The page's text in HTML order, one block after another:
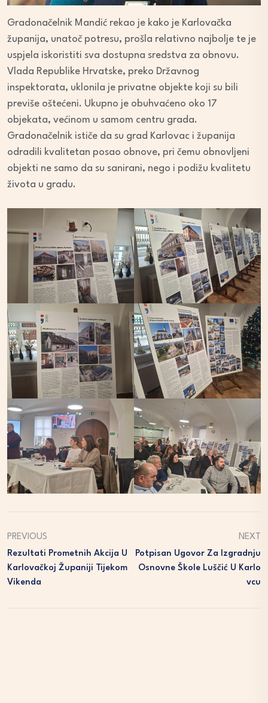
Gradonačelnik Mandić rekao je kako je Karlovačka
županija, unatoč potresu, prošla relativno najbolje te je
uspjela iskoristiti sva dostupna sredstva za obnovu.
Vlada Republike Hrvatske, preko Državnog
inspektorata, uklonila je privatne objekte koji su bili
previše oštećeni. Ukupno je obuhvaćeno oko 17
objekata, većinom u samom centru grada.
Gradonačelnik ističe da su grad Karlovac i županija
odradili kvalitetan posao obnove, pri čemu obnovljeni
objekti ne samo da su sanirani, nego i podižu kvalitetu
života u gradu.
PREVIOUS
Rezultati Prometnih Akcija U
Karlovačkoj Županiji Tijekom
Vikenda
NEXT
Potpisan Ugovor Za Izgradnju
Osnovne Škole Luščić U Karlo
Vcu